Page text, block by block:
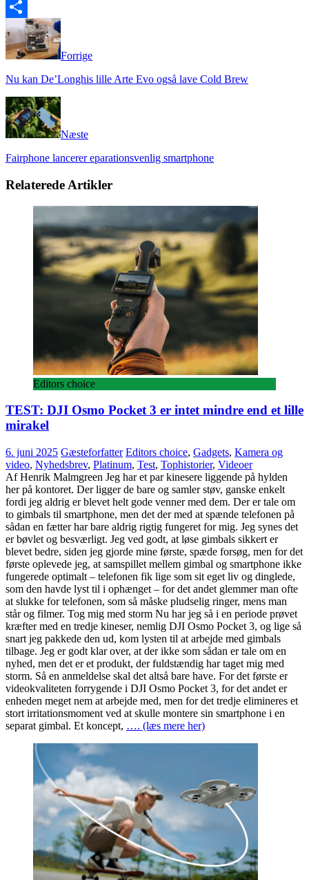
LinkedIn
Share
Forrige
Nu kan De’Longhis lille Arte Evo også lave Cold Brew
Næste
Fairphone lancerer eparationsvenlig smartphone
Relaterede Artikler
Editors choice
TEST: DJI Osmo Pocket 3 er intet mindre end et lille
mirakel
6. juni 2025 Gæsteforfatter Editors choice, Gadgets, Kamera og
video, Nyhedsbrev, Platinum, Test, Tophistorier, Videoer
Af Henrik Malmgreen Jeg har et par kinesere liggende på hylden
her på kontoret. Der ligger de bare og samler støv, ganske enkelt
fordi jeg aldrig er blevet helt gode venner med dem. Der er tale om
to gimbals til smartphone, men det der med at spænde telefonen på
sådan en fætter har bare aldrig rigtig fungeret for mig. Jeg synes det
er bøvlet og besværligt. Jeg ved godt, at løse gimbals sikkert er
blevet bedre, siden jeg gjorde mine første, spæde forsøg, men for det
første oplevede jeg, at samspillet mellem gimbal og smartphone ikke
fungerede optimalt – telefonen fik lige som sit eget liv og dinglede,
som den havde lyst til i ophænget – for det andet glemmer man ofte
at slukke for telefonen, som så måske pludselig ringer, mens man
står og filmer. Tog mig med storm Nu har jeg så i en periode prøvet
kræfter med en tredje kineser, nemlig DJI Osmo Pocket 3, og lige så
snart jeg pakkede den ud, kom lysten til at arbejde med gimbals
tilbage. Jeg er godt klar over, at der ikke som sådan er tale om en
nyhed, men det er et produkt, der fuldstændig har taget mig med
storm. Så en anmeldelse skal det altså bare have. For det første er
videokvaliteten forrygende i DJI Osmo Pocket 3, for det andet er
enheden meget nem at arbejde med, men for det tredje elimineres et
stort irritationsmoment ved at skulle montere sin smartphone i en
separat gimbal. Et koncept, …. (læs mere her)